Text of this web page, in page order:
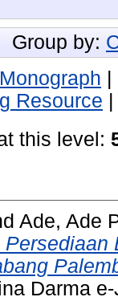
Group by:
Monograph |
Resource
this level:
Ade, Ade
Darma